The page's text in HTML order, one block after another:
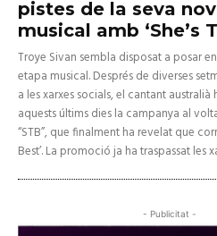
pistes de la seva
musical amb ‘She’s
Troye Sivan sembla disposat a posar
etapa musical. Després de diverses
a les xarxes socials, el cantant
aquests últims dies la campanya al
“STB”, que finalment ha revelat que
Best’. La promoció ja ha traspassat les
- Publicitat -